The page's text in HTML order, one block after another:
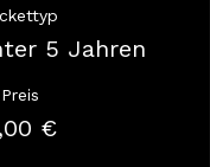
5 Jahren
Preis
€